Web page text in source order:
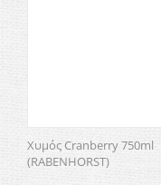
Χυμός Cranberry 750ml
(RABENHORST)